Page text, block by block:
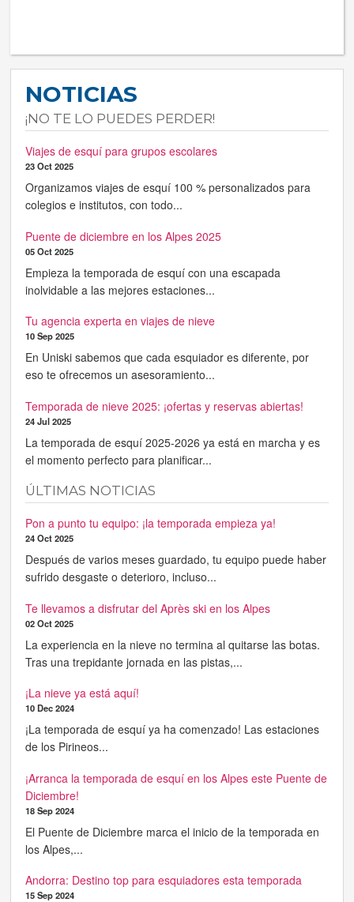
NOTICIAS
¡NO TE LO PUEDES PERDER!
Viajes de esquí para grupos escolares
23 Oct 2025
Organizamos viajes de esquí 100 % personalizados para
colegios e institutos, con todo...
Puente de diciembre en los Alpes 2025
05 Oct 2025
Empieza la temporada de esquí con una escapada
inolvidable a las mejores estaciones...
Tu agencia experta en viajes de nieve
10 Sep 2025
En Uniski sabemos que cada esquiador es diferente, por
eso te ofrecemos un asesoramiento...
Temporada de nieve 2025: ¡ofertas y reservas abiertas!
24 Jul 2025
La temporada de esquí 2025-2026 ya está en marcha y es
el momento perfecto para planificar...
ÚLTIMAS NOTICIAS
Pon a punto tu equipo: ¡la temporada empieza ya!
24 Oct 2025
Después de varios meses guardado, tu equipo puede haber
sufrido desgaste o deterioro, incluso...
Te llevamos a disfrutar del Après ski en los Alpes
02 Oct 2025
La experiencia en la nieve no termina al quitarse las botas.
Tras una trepidante jornada en las pistas,...
¡La nieve ya está aquí!
10 Dec 2024
¡La temporada de esquí ya ha comenzado! Las estaciones
de los Pirineos...
¡Arranca la temporada de esquí en los Alpes este Puente de
Diciembre!
18 Sep 2024
El Puente de Diciembre marca el inicio de la temporada en
los Alpes,...
Andorra: Destino top para esquiadores esta temporada
15 Sep 2024